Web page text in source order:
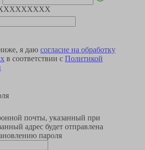
я даю согласие на обработку
в соответствии с Политикой
почты, указанный при
адрес будет отправлена
пароля